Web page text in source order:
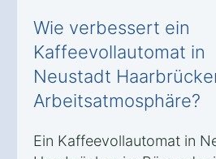
Wie verbessert ein
Kaffeevollautomat in
Neustadt
Arbeitsatmosphäre?
Ein Kaffeevollautomat in